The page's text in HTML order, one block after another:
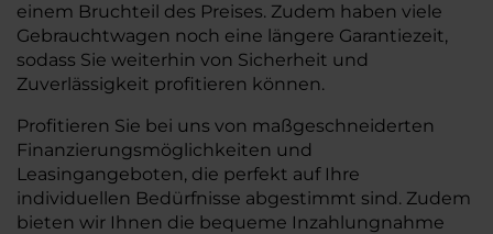
einem Bruchteil des Preises. Zudem haben viele
Gebrauchtwagen noch eine längere Garantiezeit,
sodass Sie weiterhin von Sicherheit und
Zuverlässigkeit profitieren können.
Profitieren Sie bei uns von maßgeschneiderten
Finanzierungsmöglichkeiten und
Leasingangeboten, die perfekt auf Ihre
individuellen Bedürfnisse abgestimmt sind. Zudem
bieten wir Ihnen die bequeme Inzahlungnahme